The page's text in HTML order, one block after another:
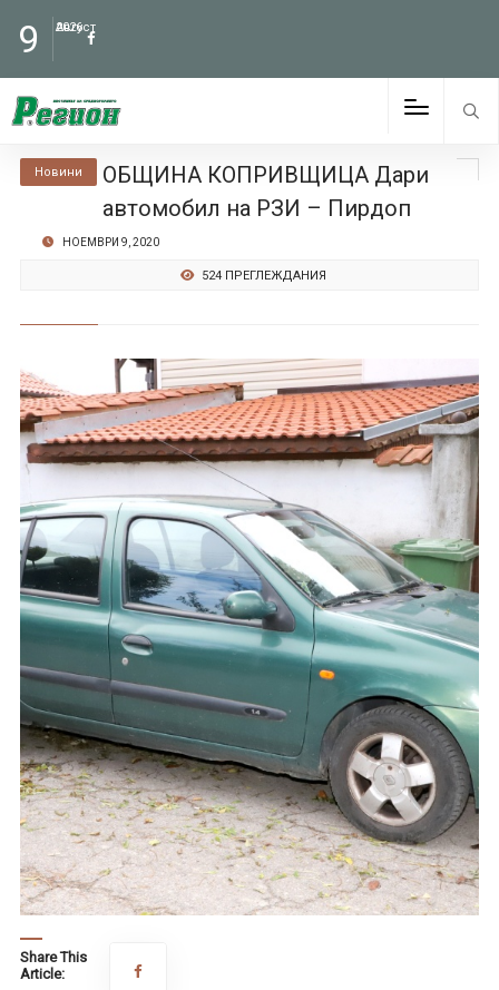
9 Август
2026
Новини
ОБЩИНА КОПРИВЩИЦА Дари
автомобил на РЗИ – Пирдоп
НОЕМВРИ 9, 2020
524 ПРЕГЛЕЖДАНИЯ
Share This
Article: